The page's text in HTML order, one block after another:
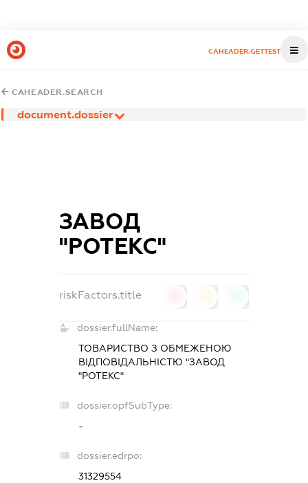
CAHEADER.GETTEST
CAHEADER.SEARCH
document.dossier
ЗАВОД
"РОТЕКС"
riskFactors.title
dossier.fullName:
ТОВАРИСТВО З ОБМЕЖЕНОЮ
ВІДПОВІДАЛЬНІСТЮ "ЗАВОД
"РОТЕКС"
dossier.opfSubType:
-
dossier.edrpo:
31329554